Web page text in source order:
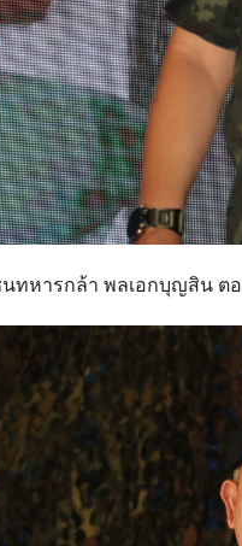
ทหารกล้า พลเอกบุญสิน ต